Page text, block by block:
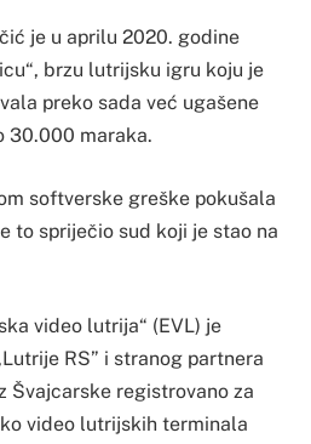
je u aprilu 2020. godine
brzu lutrijsku igru koju je
preko sada već ugašene
30.000 maraka.
softverske greške pokušala
to spriječio sud koji je stao na
video lutrija“ (EVL) je
RS” i stranog partnera
Švajcarske registrovano za
video lutrijskih terminala